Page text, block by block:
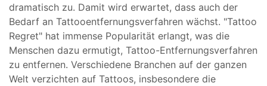
dramatisch zu. Damit wird erwartet, dass auch der
Bedarf an Tattooentfernungsverfahren wächst. "Tattoo
Regret" hat immense Popularität erlangt, was die
Menschen dazu ermutigt, Tattoo-Entfernungsverfahren
zu entfernen. Verschiedene Branchen auf der ganzen
Welt verzichten auf Tattoos, insbesondere die